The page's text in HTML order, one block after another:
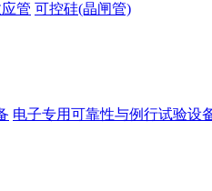
管 可控硅(晶闸管)
电子专用可靠性与例行试验设